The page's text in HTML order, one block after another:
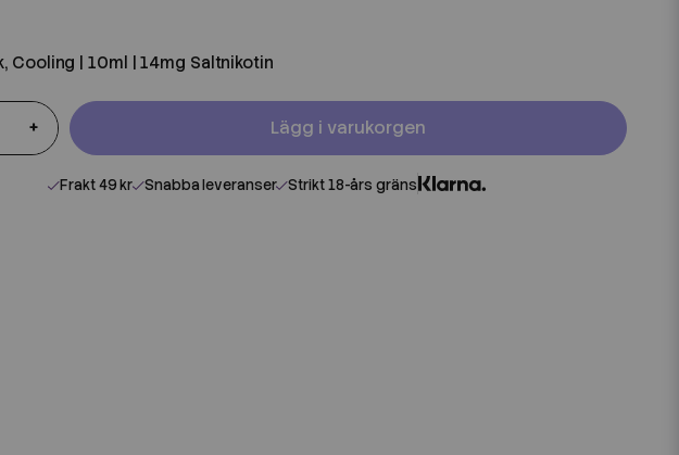
Cooling | 10ml | 14mg Saltnikotin
+ Lägg i varukorgen
Frakt 49 kr Snabba leveranser Strikt 18-års gräns